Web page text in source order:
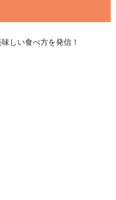
しい食べ方を発信！